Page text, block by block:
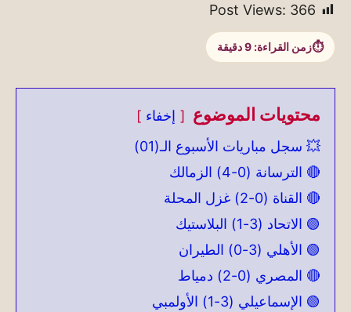
Post Views: 366
زمن القراءة: 9دقيقة
محتويات الموضوع
إخفاء
💥 سجل مباريات الأسبوع الـ(01)
🔴 الترسانة (0-4) الزمالك
🔴 القناة (0-2) غزل المحلة
🟢 الاتحاد (3-1) البلاستيك
🟢 الأهلي (3-0) الطيران
🔴 المصري (0-2) دمياط
🟢 الإسماعيلي (3-1) الأولمبي